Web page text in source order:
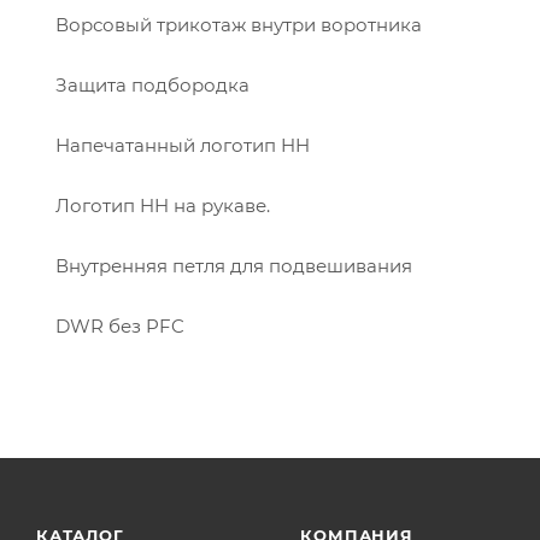
Ворсовый трикотаж внутри воротника
Защита подбородка
Напечатанный логотип HH
Логотип HH на рукаве.
Внутренняя петля для подвешивания
DWR без PFC
КАТАЛОГ КОМПАНИЯ